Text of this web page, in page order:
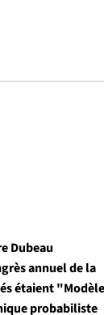
Dubeau
annuel de la
étaient "Modèle
probabiliste